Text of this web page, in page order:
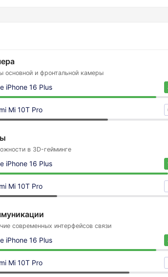
основной и фронтальной камеры
iPhone 16 Plus
Mi 10T Pro
в 3D-гейминге
iPhone 16 Plus
Mi 10T Pro
современных интерфейсов связи
iPhone 16 Plus
Mi 10T Pro